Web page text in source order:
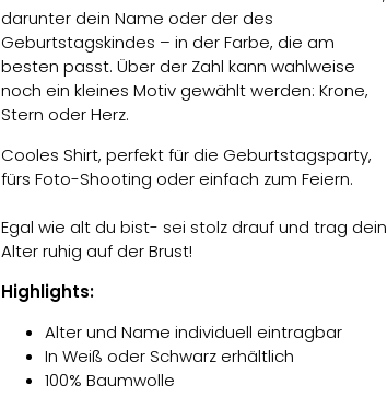
darunter dein Name oder der des
Geburtstagskindes – in der Farbe, die am
besten passt. Über der Zahl kann wahlweise
noch ein kleines Motiv gewählt werden: Krone,
Stern oder Herz.
Cooles Shirt, perfekt für die Geburtstagsparty,
fürs Foto-Shooting oder einfach zum Feiern.
Egal wie alt du bist- sei stolz drauf und trag dein
Alter ruhig auf der Brust!
Highlights:
Alter und Name individuell eintragbar
In Weiß oder Schwarz erhältlich
100% Baumwolle